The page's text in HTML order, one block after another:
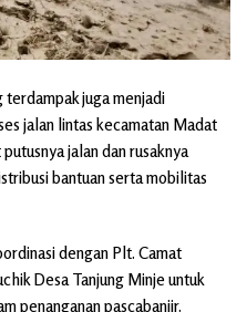
juga menjadi
jalan lintas kecamatan Madat
jalan dan rusaknya
bantuan serta mobilitas
dengan Plt. Camat
Desa Tanjung Minje untuk
penanganan pascabanjir.